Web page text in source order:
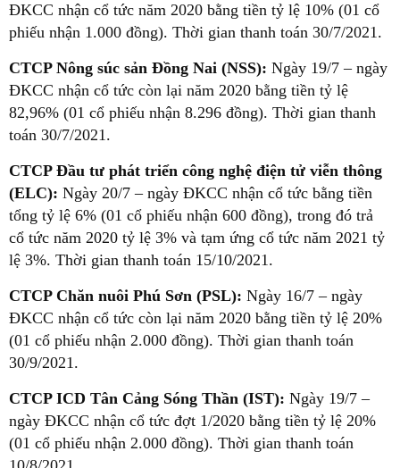
ĐKCC nhận cổ tức năm 2020 bằng tiền tỷ lệ 10% (01 cổ
phiếu nhận 1.000 đồng). Thời gian thanh toán 30/7/2021.
CTCP Nông súc sản Đồng Nai (NSS): Ngày 19/7 – ngày
ĐKCC nhận cổ tức còn lại năm 2020 bằng tiền tỷ lệ
82,96% (01 cổ phiếu nhận 8.296 đồng). Thời gian thanh
toán 30/7/2021.
CTCP Đầu tư phát triển công nghệ điện tử viễn thông
(ELC): Ngày 20/7 – ngày ĐKCC nhận cổ tức bằng tiền
tổng tỷ lệ 6% (01 cổ phiếu nhận 600 đồng), trong đó trả
cổ tức năm 2020 tỷ lệ 3% và tạm ứng cổ tức năm 2021 tỷ
lệ 3%. Thời gian thanh toán 15/10/2021.
CTCP Chăn nuôi Phú Sơn (PSL): Ngày 16/7 – ngày
ĐKCC nhận cổ tức còn lại năm 2020 bằng tiền tỷ lệ 20%
(01 cổ phiếu nhận 2.000 đồng). Thời gian thanh toán
30/9/2021.
CTCP ICD Tân Cảng Sóng Thần (IST): Ngày 19/7 –
ngày ĐKCC nhận cổ tức đợt 1/2020 bằng tiền tỷ lệ 20%
(01 cổ phiếu nhận 2.000 đồng). Thời gian thanh toán